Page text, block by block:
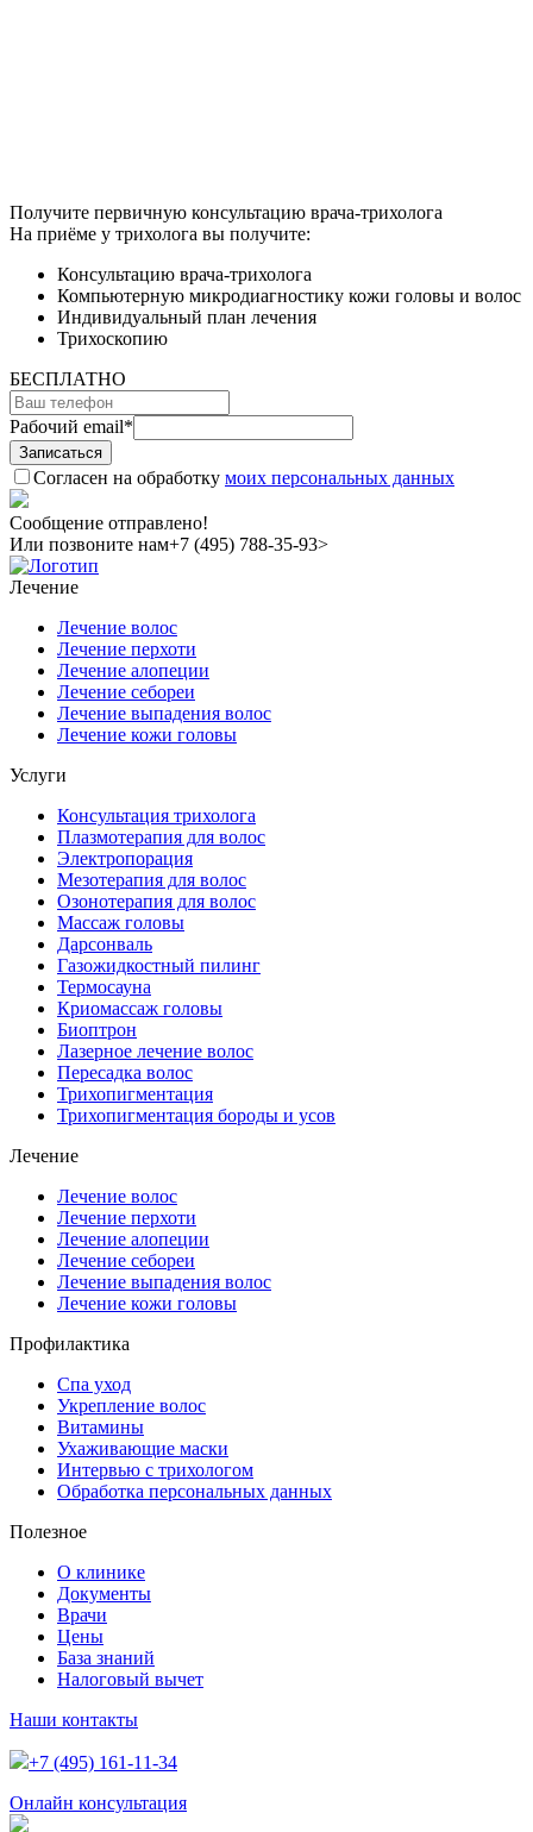
Получите первичную консультацию врача-трихолога
На приёме у трихолога вы получите:
Консультацию врача-трихолога
Компьютерную микродиагностику кожи головы и волос
Индивидуальный план лечения
Трихоскопию
БЕСПЛАТНО
Рабочий email*
Согласен на обработку моих персональных данных
Сообщение отправлено!
Или позвоните нам+7 (495) 788-35-93>
Лечение
Лечение волос
Лечение перхоти
Лечение алопеции
Лечение себореи
Лечение выпадения волос
Лечение кожи головы
Услуги
Консультация трихолога
Плазмотерапия для волос
Электропорация
Мезотерапия для волос
Озонотерапия для волос
Массаж головы
Дарсонваль
Газожидкостный пилинг
Термосауна
Криомассаж головы
Биоптрон
Лазерное лечение волос
Пересадка волос
Трихопигментация
Трихопигментация бороды и усов
Лечение
Лечение волос
Лечение перхоти
Лечение алопеции
Лечение себореи
Лечение выпадения волос
Лечение кожи головы
Профилактика
Спа уход
Укрепление волос
Витамины
Ухаживающие маски
Интервью с трихологом
Обработка персональных данных
Полезное
О клинике
Документы
Врачи
Цены
База знаний
Налоговый вычет
Наши контакты
+7 (495) 161-11-34
Онлайн консультация